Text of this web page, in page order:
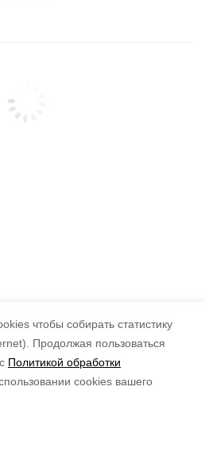
чтобы собирать статистику
Продолжая пользоваться
Политикой обработки
cookies вашего